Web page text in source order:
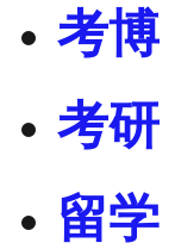
考博
考研
留学